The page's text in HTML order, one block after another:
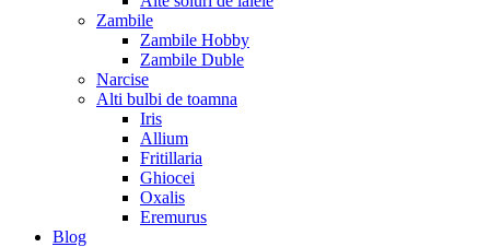
Zambile
Zambile Hobby
Zambile Duble
Narcise
Alti bulbi de toamna
Iris
Allium
Fritillaria
Ghiocei
Oxalis
Eremurus
Blog